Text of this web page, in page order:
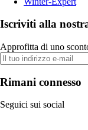
Iscriviti alla
Approfitta di uno
Rimani connesso
Seguici sui social